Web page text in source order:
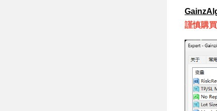
謹慎購